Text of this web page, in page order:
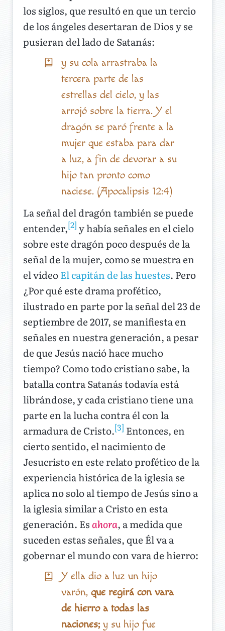
los siglos, que resultó en que un tercio
de los ángeles desertaran de Dios y se
pusieran del lado de Satanás:
y su cola arrastraba la
tercera parte de las
estrellas del cielo, y las
arrojó sobre la tierra. Y el
dragón se paró frente a la
mujer que estaba para dar
a luz, a fin de devorar a su
hijo tan pronto como
naciese. (Apocalipsis 12:4)
La señal del dragón también se puede
entender,[2] y había señales en el cielo
sobre este dragón poco después de la
señal de la mujer, como se muestra en
el vídeoEl capitán de las huestes. Pero
¿Por qué este drama profético,
ilustrado en parte por la señal del 23 de
septiembre de 2017, se manifiesta en
señales en nuestra generación, a pesar
de que Jesús nació hace mucho
tiempo? Como todo cristiano sabe, la
batalla contra Satanás todavía está
librándose, y cada cristiano tiene una
parte en la lucha contra él con la
armadura de Cristo.[3] Entonces, en
cierto sentido, el nacimiento de
Jesucristo en este relato profético de la
experiencia histórica de la iglesia se
aplica no solo al tiempo de Jesús sino a
la iglesia similar a Cristo en esta
generación. Es ahora, a medida que
suceden estas señales, que Él va a
gobernar el mundo con vara de hierro:
Y ella dio a luz un hijo
varón, que regirá con vara
de hierro a todas las
naciones;y su hijo fue